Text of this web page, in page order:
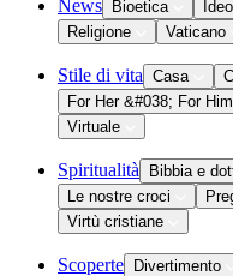
News Bioetica
Religione
Vaticano
Stile di vita Casa
For Her &#038; For Him
Virtuale
Spiritualità Bibbia e
Le nostre croci
Virtù cristiane
Scoperte Divertimento